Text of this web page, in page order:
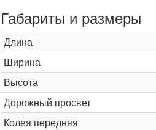
Габариты и размеры
Длина
Ширина
Высота
Дорожный просвет
Колея передняя